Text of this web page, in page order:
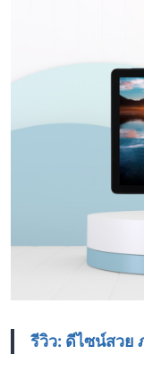
รีวิว: ดีไซน์สวย